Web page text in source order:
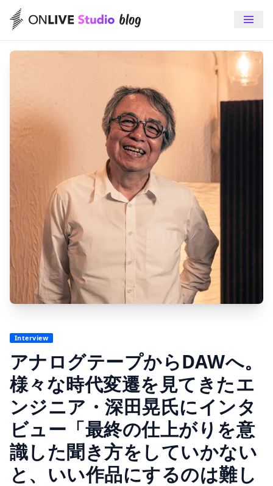
Interview
アナログテープからDAWへ。
様々な時代変遷を見てきたエ
ンジニア・深田晃氏にインタ
ビュー「最終の仕上がりを意
識した聞き方をしていかない
と、いい作品にするのは難し